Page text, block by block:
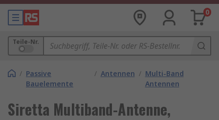
0
Teile-Nr.
/ Passive
Bauelemente
/ Antennen / Multi-Band
Antennen
Siretta Multiband-Antenne,